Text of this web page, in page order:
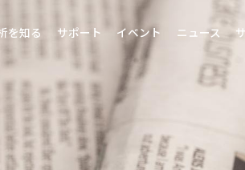
を知る サポート イベント ニュース